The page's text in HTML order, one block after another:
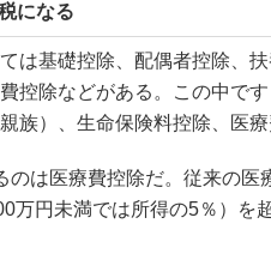
になる
は基礎控除、配偶者控除、
控除などがある。この中で
族）、生命保険料控除、医療
は医療費控除だ。従来の医
万円未満では所得の5％）を